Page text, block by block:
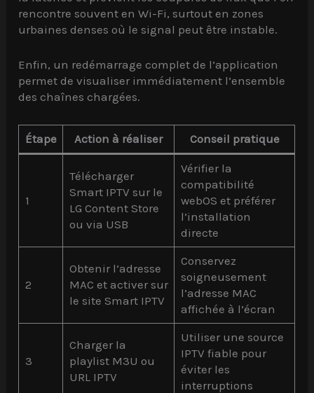
rencontre souvent en Wi-Fi, surtout en zones
urbaines denses où le signal peut être instable.
Enfin, un redémarrage complet de l’application
permet de visualiser immédiatement l’ensemble
des chaînes chargées.
Étape Action à réaliser Conseil pratique
1
Télécharger
Smart IPTV sur le
LG Content Store
ou via USB
Vérifier la
compatibilité
webOS et préférer
l’installation
directe
2
Obtenir l’adresse
MAC et activer sur
le site Smart IPTV
Conservez
soigneusement
l’adresse MAC
affichée à l’écran
3
Charger la
playlist M3U ou
URL IPTV
Utiliser une source
IPTV fiable pour
éviter les
interruptions